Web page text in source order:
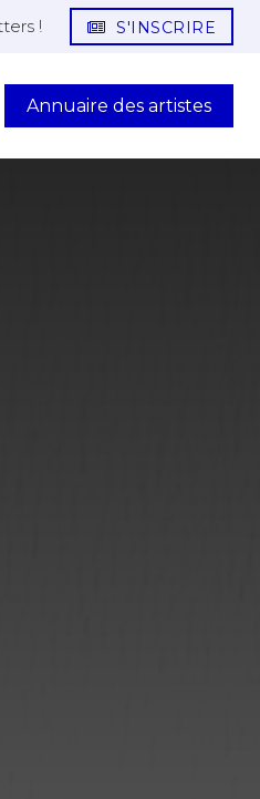
! S'INSCRIRE
Annuaire des artistes